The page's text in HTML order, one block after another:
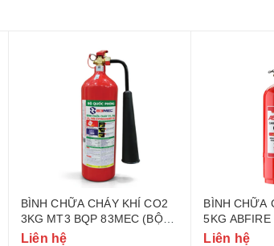
BÌNH CHỮA CHÁY KHÍ CO2
3KG MT3 BQP 83MEC (BỘ
QUỐC PHÒNG)
Liên hệ
BÌNH CHỮA
5KG ABFIRE
CÔNG AN)
Liên hệ